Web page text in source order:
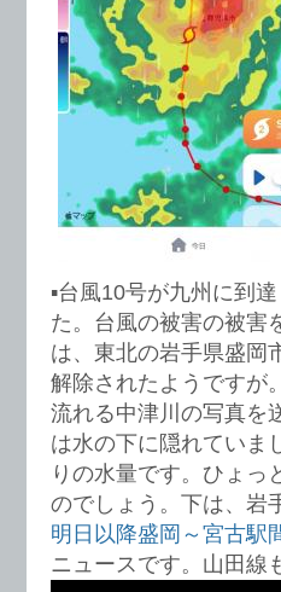
▪️台風10号が九州に到
た。台風の被害の被害
は、東北の岩手県盛岡
解除されたようですが
流れる中津川の写真を
は水の下に隠れていま
りの水量です。ひょ
のでしょう。下は、岩
明日以降盛岡～宮古
ニュースです。山田線